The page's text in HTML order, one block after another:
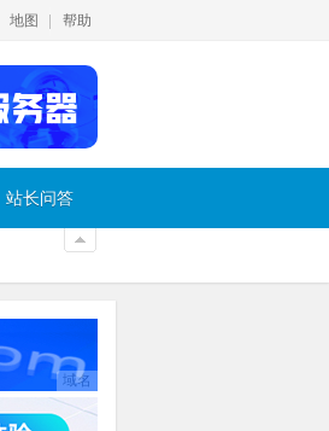
地图 帮助
站长问答
域名